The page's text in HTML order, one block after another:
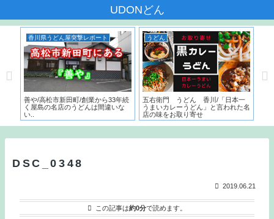
UDONどん
香川県うどん屋突撃レポート
善や/高松市新田町/創業から33年続
く屋島の名店のうどんは間違いな
い..
うどん
五右衛門 うどん 香川/「日本一
うまいカレーうどん」と言われた名
店の味をお取り寄せ
DSC_0348
2019.06.21
この記事は約0分で読めます。